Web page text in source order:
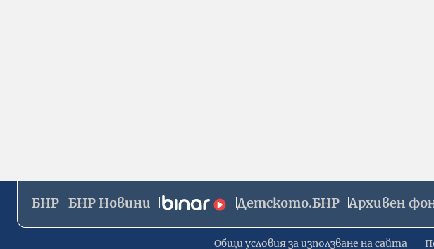
БНР БНР Новини Детското.БНР Архивен
Общи условия за използване на сайта